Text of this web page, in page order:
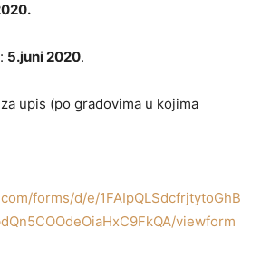
5.juni 2020.
upis (po gradovima u kojima
forms/d/e/1FAIpQLSdcfrjtytoGhB
viewform